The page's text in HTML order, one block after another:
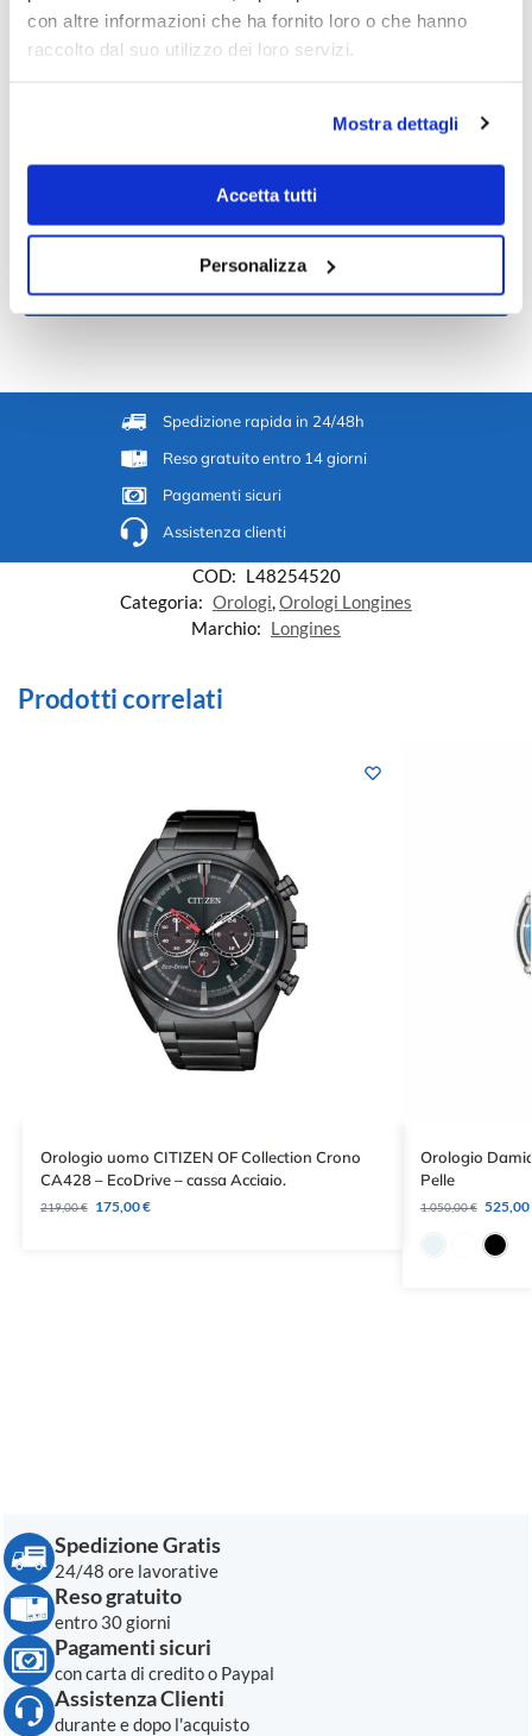
con altre informazioni che ha fornito loro o che hanno
raccolto dal suo utilizzo dei loro servizi.
Mostra dettagli
Accetta tutti
Personalizza
Guida batterie per orologi
Guida resistenza all'acqua
Spedizione rapida in 24/48h
Reso gratuito entro 14 giorni
Pagamenti sicuri
Assistenza clienti
COD: L48254520
Categoria: Orologi Orologi Longines
Marchio: Longines
Prodotti correlati
Orologio uomo CITIZEN OF Collection Crono
CA428 – EcoDrive – cassa Acciaio.
219,00€ 175,00€
Orologio
Pelle
1.050,00€ 525,00
Spedizione Gratis
24/48 ore lavorative
Reso gratuito
entro 30 giorni
Pagamenti sicuri
con carta di credito o Paypal
Assistenza Clienti
durante e dopo l'acquisto